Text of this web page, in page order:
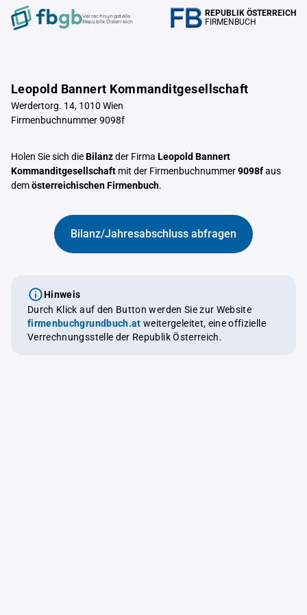
Verrechnungstelle
Republik Österreich
REPUBLIK ÖSTERREICH
FIRMENBUCH
Leopold Bannert Kommanditgesellschaft
Werdertorg. 14, 1010 Wien
Firmenbuchnummer 9098f
Holen Sie sich dieBilanzder Firma Leopold Bannert
Kommanditgesellschaft mit der Firmenbuchnummer9098faus
demösterreichischen Firmenbuch.
Bilanz/Jahresabschluss abfragen
Hinweis
Durch Klick auf den Button werden Sie zur Website
firmenbuchgrundbuch.at weitergeleitet, eine offizielle
Verrechnungsstelle der Republik Österreich.